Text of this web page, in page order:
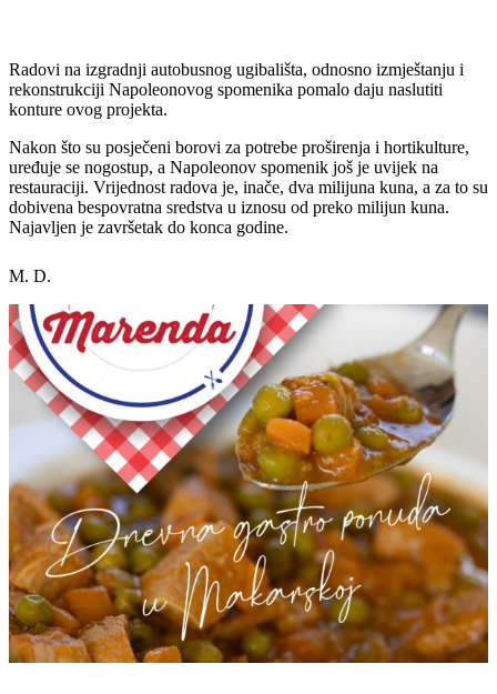
Radovi na izgradnji autobusnog ugibališta, odnosno izmještanju i
rekonstrukciji Napoleonovog spomenika pomalo daju naslutiti
konture ovog projekta.
Nakon što su posječeni borovi za potrebe proširenja i hortikulture,
uređuje se nogostup, a Napoleonov spomenik još je uvijek na
restauraciji. Vrijednost radova je, inače, dva milijuna kuna, a za to su
dobivena bespovratna sredstva u iznosu od preko milijun kuna.
Najavljen je završetak do konca godine.
M. D.